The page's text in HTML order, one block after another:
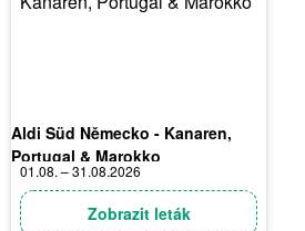
Aldi Süd Německo - Kanaren,
Portugal & Marokko
01.08. – 31.08.2026
Zobrazit leták